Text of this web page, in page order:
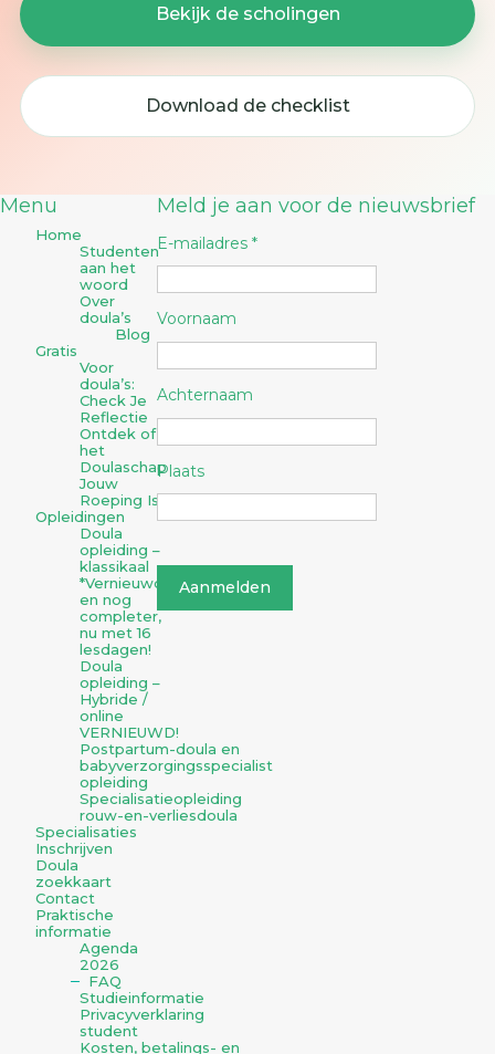
Bekijk de scholingen
Download de checklist
Menu
Home
Studenten
aan het
woord
Over
doula’s
Blog
Gratis
Voor
doula’s:
Check Je
Reflectie
Ontdek of
het
Doulaschap
Jouw
Roeping Is
Opleidingen
Doula
opleiding –
klassikaal
*Vernieuwd
en nog
completer,
nu met 16
lesdagen!
Doula
opleiding –
Hybride /
online
VERNIEUWD!
Postpartum-doula en
babyverzorgingsspecialist
opleiding
Specialisatieopleiding
rouw-en-verliesdoula
Specialisaties
Inschrijven
Doula
zoekkaart
Contact
Praktische
informatie
Agenda
2026
FAQ
Studieinformatie
Privacyverklaring
student
Kosten, betalings- en
Meld je aan voor de nieuwsbrief
E-mailadres *
Voornaam
Achternaam
Plaats